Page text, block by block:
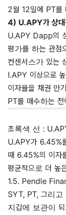
2월 12일에 PT를
4) U.APY가 상대
U.APY Dapp의
평가를 하는 관점
컨센서스가 있는
I.APY 이상으로
이자율을 채권 만
PT를 매수하는
초록색 선 :
U.APY가 6.45%
때 6.45%의 이자
평균적으로 더 높
1.5. Pendle
SYT, PT, 그리고
지갑에 보관이